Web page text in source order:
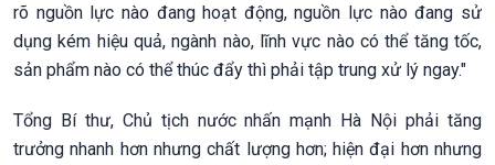
rõ nguồn lực nào đang hoạt động, nguồn lực nào đang sử
dụng kém hiệu quả, ngành nào, lĩnh vực nào có thể tăng tốc,
sản phẩm nào có thể thúc đẩy thì phải tập trung xử lý ngay."
Tổng Bí thư, Chủ tịch nước nhấn mạnh Hà Nội phải tăng
trưởng nhanh hơn nhưng chất lượng hơn; hiện đại hơn nhưng